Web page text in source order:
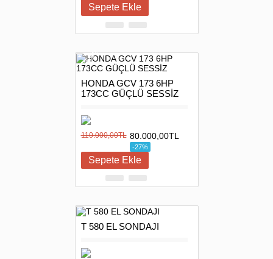
HONDA GCV 173 6HP
173CC GÜÇLÜ SESSİZ
110.000,00TL 80.000,00TL
-27%
INDIRIM
T 580 EL SONDAJI